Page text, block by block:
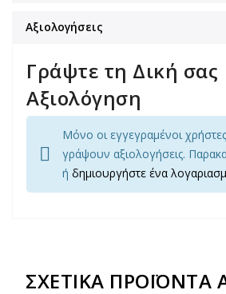
Αξιολογήσεις
Γράψτε τη Δική σας
Αξιολόγηση
Μόνο οι εγγεγραμένοι
γράψουν αξιολογήσεις.
ή δημιουργήστε ένα
ΣΧΕΤΙΚΆ